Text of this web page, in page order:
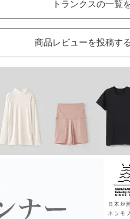
トランクスの一覧
商品レビューを投稿す